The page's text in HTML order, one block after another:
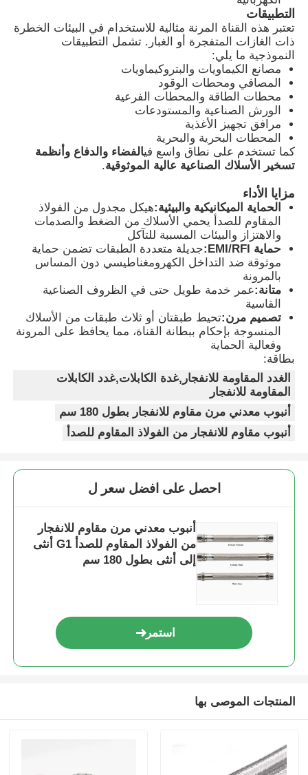
جولة في المعمل
ضبط الجودة
اتصل بنا
طلب اقتباس
إضاءة مقاومة للانفجار
ضوء إنذار مقاوم للانفجار
مروحة مقاومة للانفجار
صندوق مقاوم للانفجار
مفتاح مقاوم للانفجار
غدد الكابلات المقاومة للانفجار
التطبيقات
تعتبر هذه القناة المرنة مثالية للاستخدام في البيئات الخطرة
ذات الغازات المتفجرة أو الغبار. تشمل التطبيقات
النموذجية ما يلي:
مصانع الكيماويات والبتروكيماويات
المصافي ومحطات الوقود
محطات الطاقة والمحطات الفرعية
الورش الصناعية والمستودعات
مرافق تجهيز الأغذية
المحطات البحرية والبحرية
كما تستخدم على نطاق واسع فيالفضاء والدفاع وأنظمة
تسخير الأسلاك الصناعية عالية الموثوقية.
مزايا الأداء
الحماية الميكانيكية والبيئية:هيكل مجدول من الفولاذ
المقاوم للصدأ يحمي الأسلاك من الضغط والصدمات
والاهتزاز والبيئات المسببة للتآكل
حماية EMI/RFI:
جديلة متعددة الطبقات تضمن حماية
موثوقة ضد التداخل الكهرومغناطيسي دون المساس
بالمرونة
متانة:عمر خدمة طويل حتى في الظروف الصناعية
القاسية
تصميم مرن:تحيط طبقتان أو ثلاث طبقات من الأسلاك
المنسوجة بإحكام ببطانة القناة، مما يحافظ على المرونة
وفعالية الحماية
بطاقة:
الغدد المقاومة للانفجار,غدة الكابلات,غدد الكابلات
المقاومة للانفجار
أنبوب معدني مرن مقاوم للانفجار بطول 180 سم
أنبوب مقاوم للانفجار من الفولاذ المقاوم للصدأ
احصل على افضل سعر ل
أنبوب معدني مرن مقاوم للانفجار
من الفولاذ المقاوم للصدأ G1 أنثى
إلى أنثى بطول 180 سم
استمر
المنتجات الموصى بها